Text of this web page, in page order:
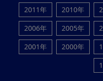
2011年
2010年
2006年
2005年
2001年
2000年